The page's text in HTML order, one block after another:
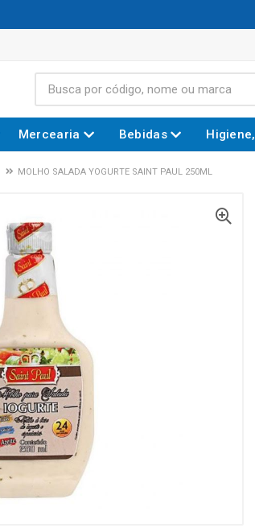
Mercearia Bebidas
MOLHO SALADA YOGURTE SAINT PAUL 250ML